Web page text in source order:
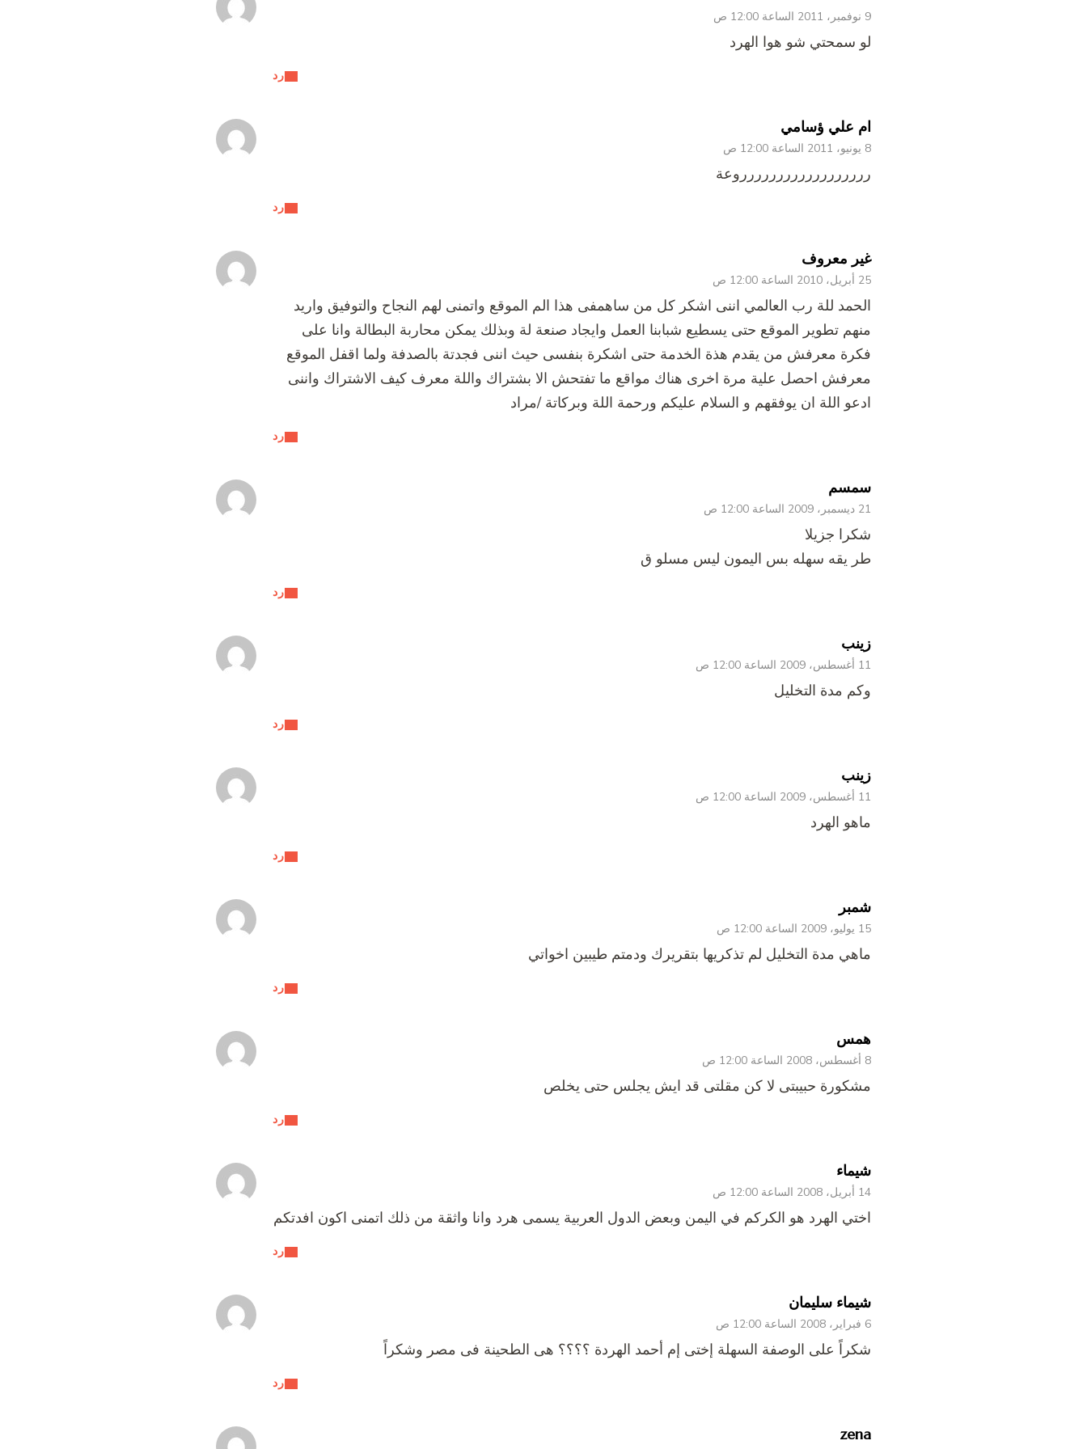
9 نوفمبر، 2011 الساعة 12:00 ص
رد
لو سمحتي شو هوا الهرد
ام علي ؤسامي
8 يونيو، 2011 الساعة 12:00 ص
رد
رررررررررررررررررروعة
غير معروف
25 أبريل، 2010 الساعة 12:00 ص
رد
الحمد للة رب العالمي اننى اشكر كل من ساهمفى هذا الم الموقع واتمنى لهم النجاح والتوفيق واريد
منهم تطوير الموقع حتى يسطيع شبابنا العمل وايجاد صنعة لة وبذلك يمكن محاربة البطالة وانا على
فكرة معرفش من يقدم هذة الخدمة حتى اشكرة بنفسى حيث اننى فجدتة بالصدفة ولما اقفل الموقع
معرفش احصل علية مرة اخرى هناك مواقع ما تفتحش الا بشتراك واللة معرف كيف الاشتراك واننى
ادعو اللة ان يوفقهم و السلام عليكم ورحمة اللة وبركاتة /مراد
سمسم
21 ديسمبر، 2009 الساعة 12:00 ص
رد
شكرا جزيلا
طر يقه سهله بس اليمون ليس مسلو ق
زينب
11 أغسطس، 2009 الساعة 12:00 ص
رد
وكم مدة التخليل
زينب
11 أغسطس، 2009 الساعة 12:00 ص
رد
ماهو الهرد
شمبر
15 يوليو، 2009 الساعة 12:00 ص
رد
ماهي مدة التخليل لم تذكريها بتقريرك ودمتم طيبين اخواتي
همس
8 أغسطس، 2008 الساعة 12:00 ص
رد
مشكورة حبيبتى لا كن مقلتى قد ايش يجلس حتى يخلص
شيماء
14 أبريل، 2008 الساعة 12:00 ص
رد
اختي الهرد هو الكركم في اليمن وبعض الدول العربية يسمى هرد وانا واثقة من ذلك اتمنى اكون افدتكم
شيماء سليمان
6 فبراير، 2008 الساعة 12:00 ص
رد
شكراً على الوصفة السهلة إختى إم أحمد الهردة ؟؟؟؟ هى الطحينة فى مصر وشكراً
zena